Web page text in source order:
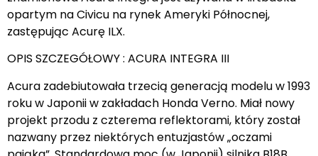
opartym na Civicu na rynek Ameryki Północnej,
zastępując Acurę ILX.
OPIS SZCZEGÓŁOWY : ACURA INTEGRA III
Acura zadebiutowała trzecią generacją modelu w 1993
roku w Japonii w zakładach Honda Verno. Miał nowy
projekt przodu z czterema reflektorami, który został
nazwany przez niektórych entuzjastów „oczami